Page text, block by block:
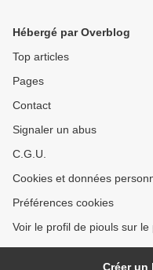
Hébergé par Overblog
Top articles
Pages
Contact
Signaler un abus
C.G.U.
Cookies et données
Préférences cookies
Voir le profil de piouls sur le
Créer un